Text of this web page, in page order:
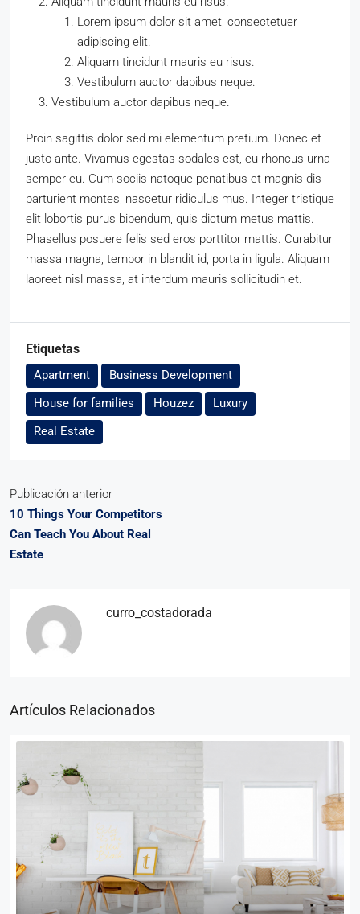
Lorem ipsum dolor sit amet, consectetuer
adipiscing elit.
Aliquam tincidunt mauris eu risus.
Vestibulum auctor dapibus neque.
Vestibulum auctor dapibus neque.
Proin sagittis dolor sed mi elementum pretium. Donec et
justo ante. Vivamus egestas sodales est, eu rhoncus urna
semper eu. Cum sociis natoque penatibus et magnis dis
parturient montes, nascetur ridiculus mus. Integer tristique
elit lobortis purus bibendum, quis dictum metus mattis.
Phasellus posuere felis sed eros porttitor mattis. Curabitur
massa magna, tempor in blandit id, porta in ligula. Aliquam
laoreet nisl massa, at interdum mauris sollicitudin et.
Etiquetas
Apartment
Business Development
House for families
Houzez
Luxury
Real Estate
Publicación anterior
10 Things Your Competitors
Can Teach You About Real
Estate
curro_costadorada
Artículos Relacionados